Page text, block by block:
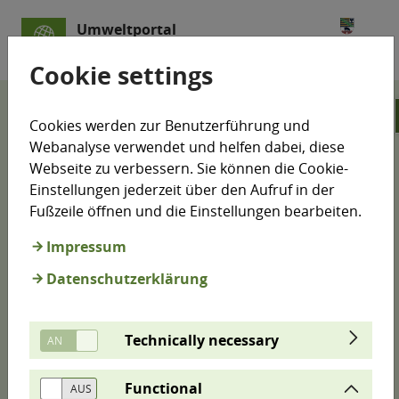
Umweltportal
Klimamonitoring
Klimaschutz-Indikatoren
Gebäude
Sektor: Gebäude
Der Gebäudesektor umfasst die Emissionen aus
Verbrennungen in Haushalten, Handel und
Bauwirtschaft. Im Berichtszeitraum betrug der Anteil
des Gebäudesektors in Sachsen-Anhalt etwa 11 %
der gesamten THG-Emissionen. Der Gebäudesektor
erwies sich laut Klimaschutzberichten auf
Cookie settings
Cookies werden zur Benutzerführung und
Webanalyse verwendet und helfen dabei, diese
Webseite zu verbessern. Sie können die Cookie-
Einstellungen jederzeit über den Aufruf in der
Fußzeile öffnen und die Einstellungen bearbeiten.
Impressum
Datenschutzerklärung
Technically necessary
Functional